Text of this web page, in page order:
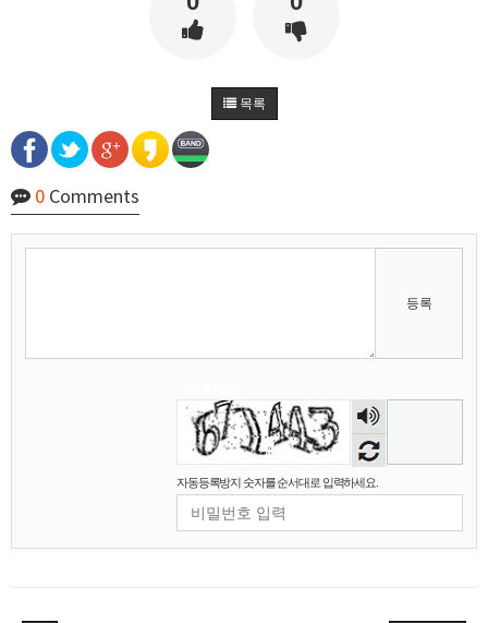
목록
0 Comments
등록
숫자
음성
듣기
자동등록방지 숫자를 순서대로 입력하세요.
2025년 09월 07일 일요일
오픈채팅 문의남겨놨습니다